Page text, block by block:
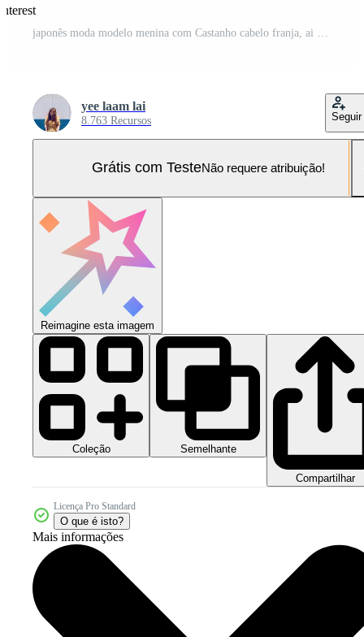
yee laam lai
8.763 Recursos Seguir
Grátis com TesteNão requere atribuição!
Reimagine esta imagem
Coleção Semelhante
Compartilhar
Licença Pro Standard
O que é isto?
Mais informações